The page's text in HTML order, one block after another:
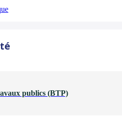
publics (BTP)